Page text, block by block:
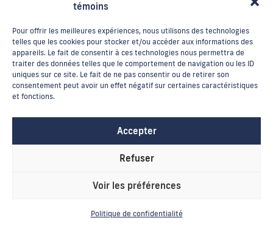
témoins
Pour offrir les meilleures expériences, nous utilisons des technologies
telles que les cookies pour stocker et/ou accéder aux informations des
appareils. Le fait de consentir à ces technologies nous permettra de
traiter des données telles que le comportement de navigation ou les ID
uniques sur ce site. Le fait de ne pas consentir ou de retirer son
consentement peut avoir un effet négatif sur certaines caractéristiques
et fonctions.
Accepter
Refuser
Voir les préférences
Politique de confidentialité